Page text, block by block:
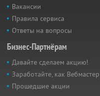
Вакансии
Правила сервиса
Ответы на вопросы
Бизнес-Партнёрам
Давайте сделаем акцию!
Заработайте, как Вебмастер
Прошедшие акции